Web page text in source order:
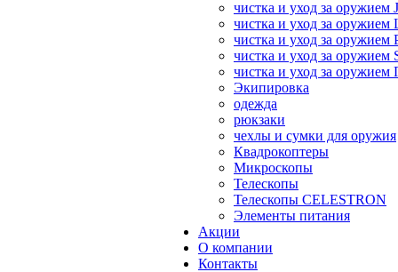
чистка и уход за оружием
чистка и уход за оружием
чистка и уход за оружием
чистка и уход за оружием
чистка и уход за
Экипировка
одежда
рюкзаки
чехлы и сумки для оружия
Квадрокоптеры
Микроскопы
Телескопы
Телескопы CELESTRON
Элементы питания
Акции
О компании
Контакты